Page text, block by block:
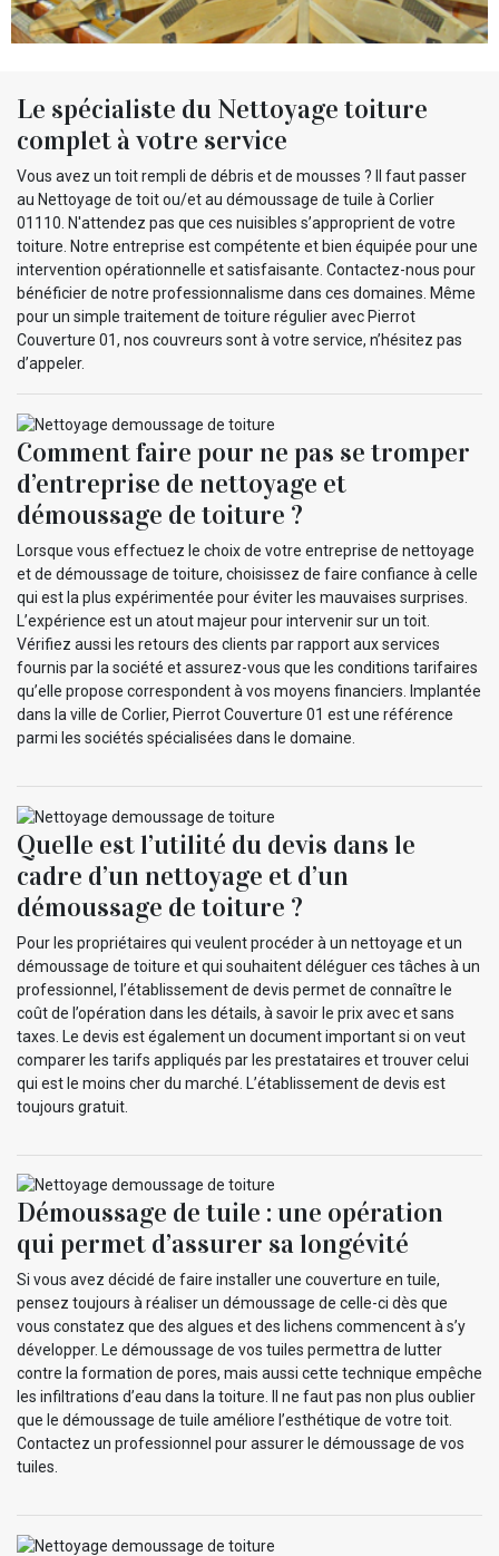
Le spécialiste du Nettoyage toiture
complet à votre service
Vous avez un toit rempli de débris et de mousses ? Il faut passer
au Nettoyage de toit ou/et au démoussage de tuile à Corlier
01110. N'attendez pas que ces nuisibles s’approprient de votre
toiture. Notre entreprise est compétente et bien équipée pour une
intervention opérationnelle et satisfaisante. Contactez-nous pour
bénéficier de notre professionnalisme dans ces domaines. Même
pour un simple traitement de toiture régulier avec Pierrot
Couverture 01, nos couvreurs sont à votre service, n’hésitez pas
d’appeler.
Comment faire pour ne pas se tromper
d’entreprise de nettoyage et
démoussage de toiture ?
Lorsque vous effectuez le choix de votre entreprise de nettoyage
et de démoussage de toiture, choisissez de faire confiance à celle
qui est la plus expérimentée pour éviter les mauvaises surprises.
L’expérience est un atout majeur pour intervenir sur un toit.
Vérifiez aussi les retours des clients par rapport aux services
fournis par la société et assurez-vous que les conditions tarifaires
qu’elle propose correspondent à vos moyens financiers. Implantée
dans la ville de Corlier, Pierrot Couverture 01 est une référence
parmi les sociétés spécialisées dans le domaine.
Quelle est l’utilité du devis dans le
cadre d’un nettoyage et d’un
démoussage de toiture ?
Pour les propriétaires qui veulent procéder à un nettoyage et un
démoussage de toiture et qui souhaitent déléguer ces tâches à un
professionnel, l’établissement de devis permet de connaître le
coût de l’opération dans les détails, à savoir le prix avec et sans
taxes. Le devis est également un document important si on veut
comparer les tarifs appliqués par les prestataires et trouver celui
qui est le moins cher du marché. L’établissement de devis est
toujours gratuit.
Démoussage de tuile : une opération
qui permet d’assurer sa longévité
Si vous avez décidé de faire installer une couverture en tuile,
pensez toujours à réaliser un démoussage de celle-ci dès que
vous constatez que des algues et des lichens commencent à s’y
développer. Le démoussage de vos tuiles permettra de lutter
contre la formation de pores, mais aussi cette technique empêche
les infiltrations d’eau dans la toiture. Il ne faut pas non plus oublier
que le démoussage de tuile améliore l’esthétique de votre toit.
Contactez un professionnel pour assurer le démoussage de vos
tuiles.